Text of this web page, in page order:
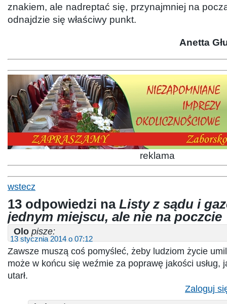
znakiem, ale nadreptać się, przynajmniej na
odnajdzie się właściwy punkt.
Anetta
reklama
wstecz
13 odpowiedzi na Listy z sądu i
jednym miejscu, ale nie na poczcie
Olo pisze:
13 stycznia 2014 o 07:12
Zawsze muszą coś pomyśleć, żeby ludziom życie
może w końcu się weźmie za poprawę jakości usług,
utarł.
Zaloguj